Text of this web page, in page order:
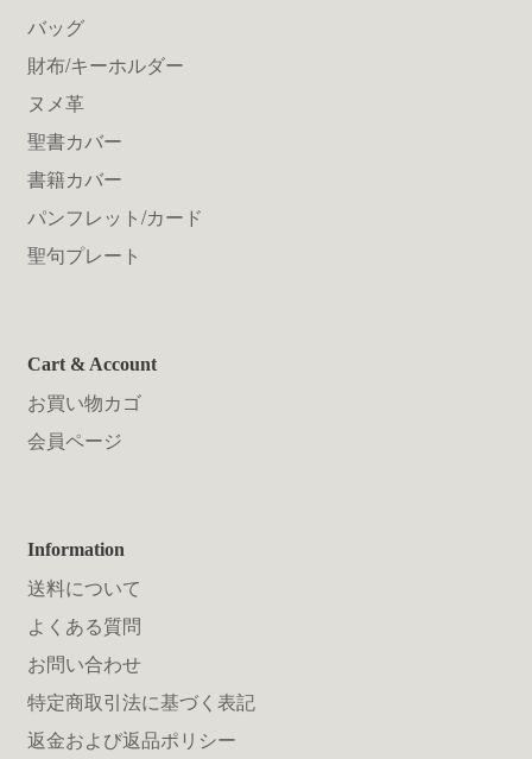
バッグ
財布/キーホルダー
ヌメ革
聖書カバー
書籍カバー
パンフレット/カード
聖句プレート
Cart & Account
お買い物カゴ
会員ページ
Information
送料について
よくある質問
お問い合わせ
特定商取引法に基づく表記
返金および返品ポリシー